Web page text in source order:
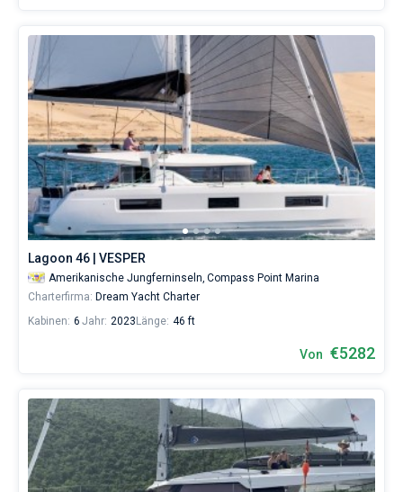
Lagoon 46 | VESPER
Amerikanische Jungferninseln, Compass Point Marina
Charterfirma: Dream Yacht Charter
Kabinen: 6 Jahr: 2023 Länge: 46 ft
Von €5282